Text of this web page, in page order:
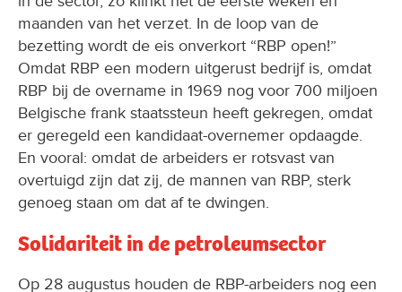
bezetting wordt de eis onverkort “RBP open!”
Omdat RBP een modern uitgerust bedrijf is, omdat
RBP bij de overname in 1969 nog voor 700 miljoen
Belgische frank staatssteun heeft gekregen, omdat
er geregeld een kandidaat-overnemer opdaagde.
En vooral: omdat de arbeiders er rotsvast van
overtuigd zijn dat zij, de mannen van RBP, sterk
genoeg staan om dat af te dwingen.
Solidariteit in de petroleumsector
Op 28 augustus houden de RBP-arbeiders nog een